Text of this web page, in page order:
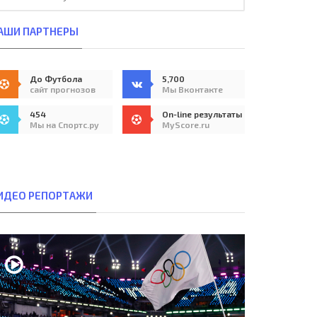
ПАРТНЕРЫ
До Футбола
сайт прогнозов
5,700
Мы Вконтакте
454
Мы на Спортс.ру
On-line результаты
MyScore.ru
РЕПОРТАЖИ